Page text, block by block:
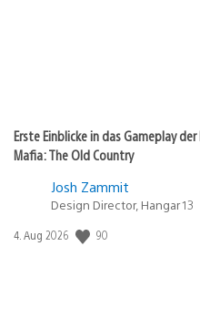
Erste Einblicke in das Gameplay
Mafia: The Old Country
Josh Zammit
Design Director, Hangar 13
Veröffentlichungsdatum:
4. Aug 2026 90